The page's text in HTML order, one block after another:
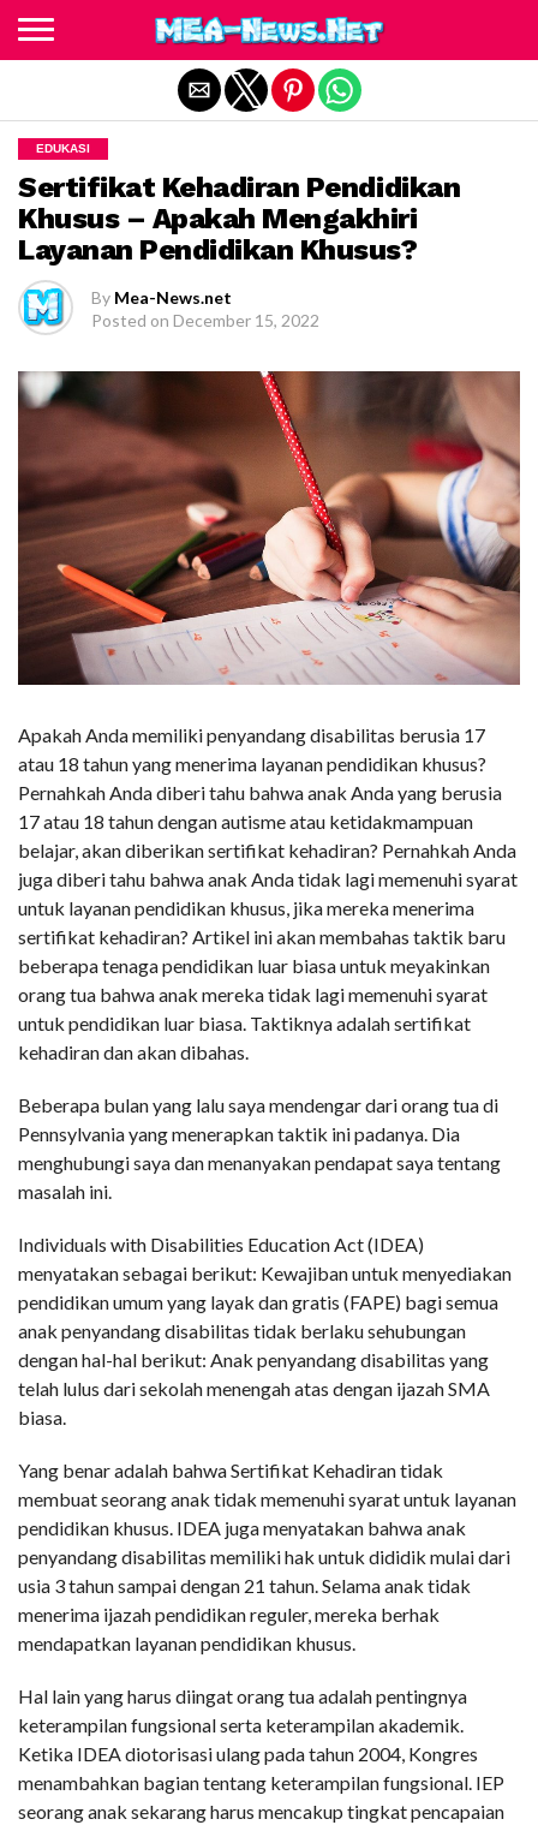
EDUKASI
Sertifikat Kehadiran Pendidikan
Khusus – Apakah Mengakhiri
Layanan Pendidikan Khusus?
By Mea-News.net
Posted on December 15, 2022
Apakah Anda memiliki penyandang disabilitas berusia 17
atau 18 tahun yang menerima layanan pendidikan khusus?
Pernahkah Anda diberi tahu bahwa anak Anda yang berusia
17 atau 18 tahun dengan autisme atau ketidakmampuan
belajar, akan diberikan sertifikat kehadiran? Pernahkah Anda
juga diberi tahu bahwa anak Anda tidak lagi memenuhi syarat
untuk layanan pendidikan khusus, jika mereka menerima
sertifikat kehadiran? Artikel ini akan membahas taktik baru
beberapa tenaga pendidikan luar biasa untuk meyakinkan
orang tua bahwa anak mereka tidak lagi memenuhi syarat
untuk pendidikan luar biasa. Taktiknya adalah sertifikat
kehadiran dan akan dibahas.
Beberapa bulan yang lalu saya mendengar dari orang tua di
Pennsylvania yang menerapkan taktik ini padanya. Dia
menghubungi saya dan menanyakan pendapat saya tentang
masalah ini.
Individuals with Disabilities Education Act (IDEA)
menyatakan sebagai berikut: Kewajiban untuk menyediakan
pendidikan umum yang layak dan gratis (FAPE) bagi semua
anak penyandang disabilitas tidak berlaku sehubungan
dengan hal-hal berikut: Anak penyandang disabilitas yang
telah lulus dari sekolah menengah atas dengan ijazah SMA
biasa.
Yang benar adalah bahwa Sertifikat Kehadiran tidak
membuat seorang anak tidak memenuhi syarat untuk layanan
pendidikan khusus. IDEA juga menyatakan bahwa anak
penyandang disabilitas memiliki hak untuk dididik mulai dari
usia 3 tahun sampai dengan 21 tahun. Selama anak tidak
menerima ijazah pendidikan reguler, mereka berhak
mendapatkan layanan pendidikan khusus.
Hal lain yang harus diingat orang tua adalah pentingnya
keterampilan fungsional serta keterampilan akademik.
Ketika IDEA diotorisasi ulang pada tahun 2004, Kongres
menambahkan bagian tentang keterampilan fungsional. IEP
seorang anak sekarang harus mencakup tingkat pencapaian
Exit mobile version